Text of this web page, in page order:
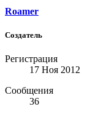
Roamer
Создатель
Регистрация
17 Ноя 2012
Сообщения
36